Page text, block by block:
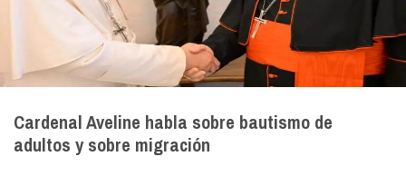
Cardenal Aveline habla sobre bautismo de
adultos y sobre migración